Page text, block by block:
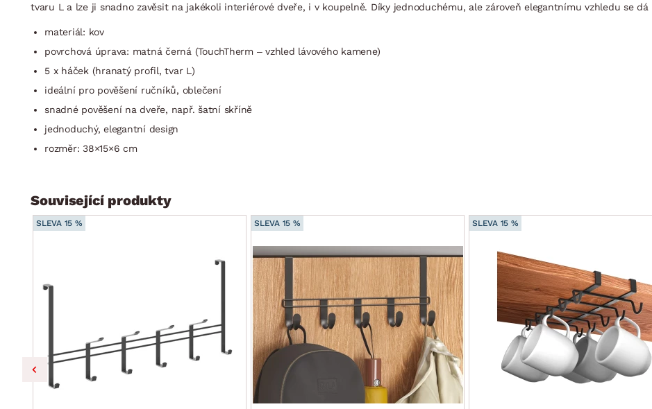
tvaru L a lze ji snadno zavěsit na jakékoli interiérové dveře, i v koupelně. Díky jednoduchému, ale zároveň elegantnímu vzhledu se
materiál: kov
povrchová úprava: matná černá (TouchTherm – vzhled lávového kamene)
5 x háček (hranatý profil, tvar L)
ideální pro pověšení ručníků, oblečení
snadné pověšení na dveře, např. šatní skříně
jednoduchý, elegantní design
rozměr: 38×15×6 cm
Související produkty
SLEVA 15 % SLEVA 15 % SLEVA 15 %